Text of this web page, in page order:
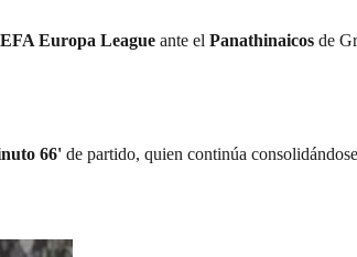
Europa League ante el Panathinaicos de
66' de partido, quien continúa